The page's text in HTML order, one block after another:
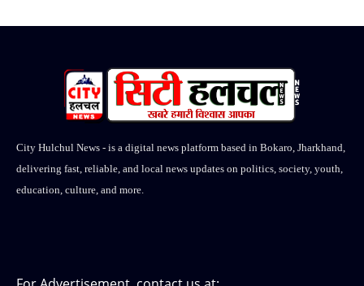
City Hulchul News - is a digital news platform based in Bokaro, Jharkhand,
delivering fast, reliable, and local news updates on politics, society, youth,
education, culture, and more.